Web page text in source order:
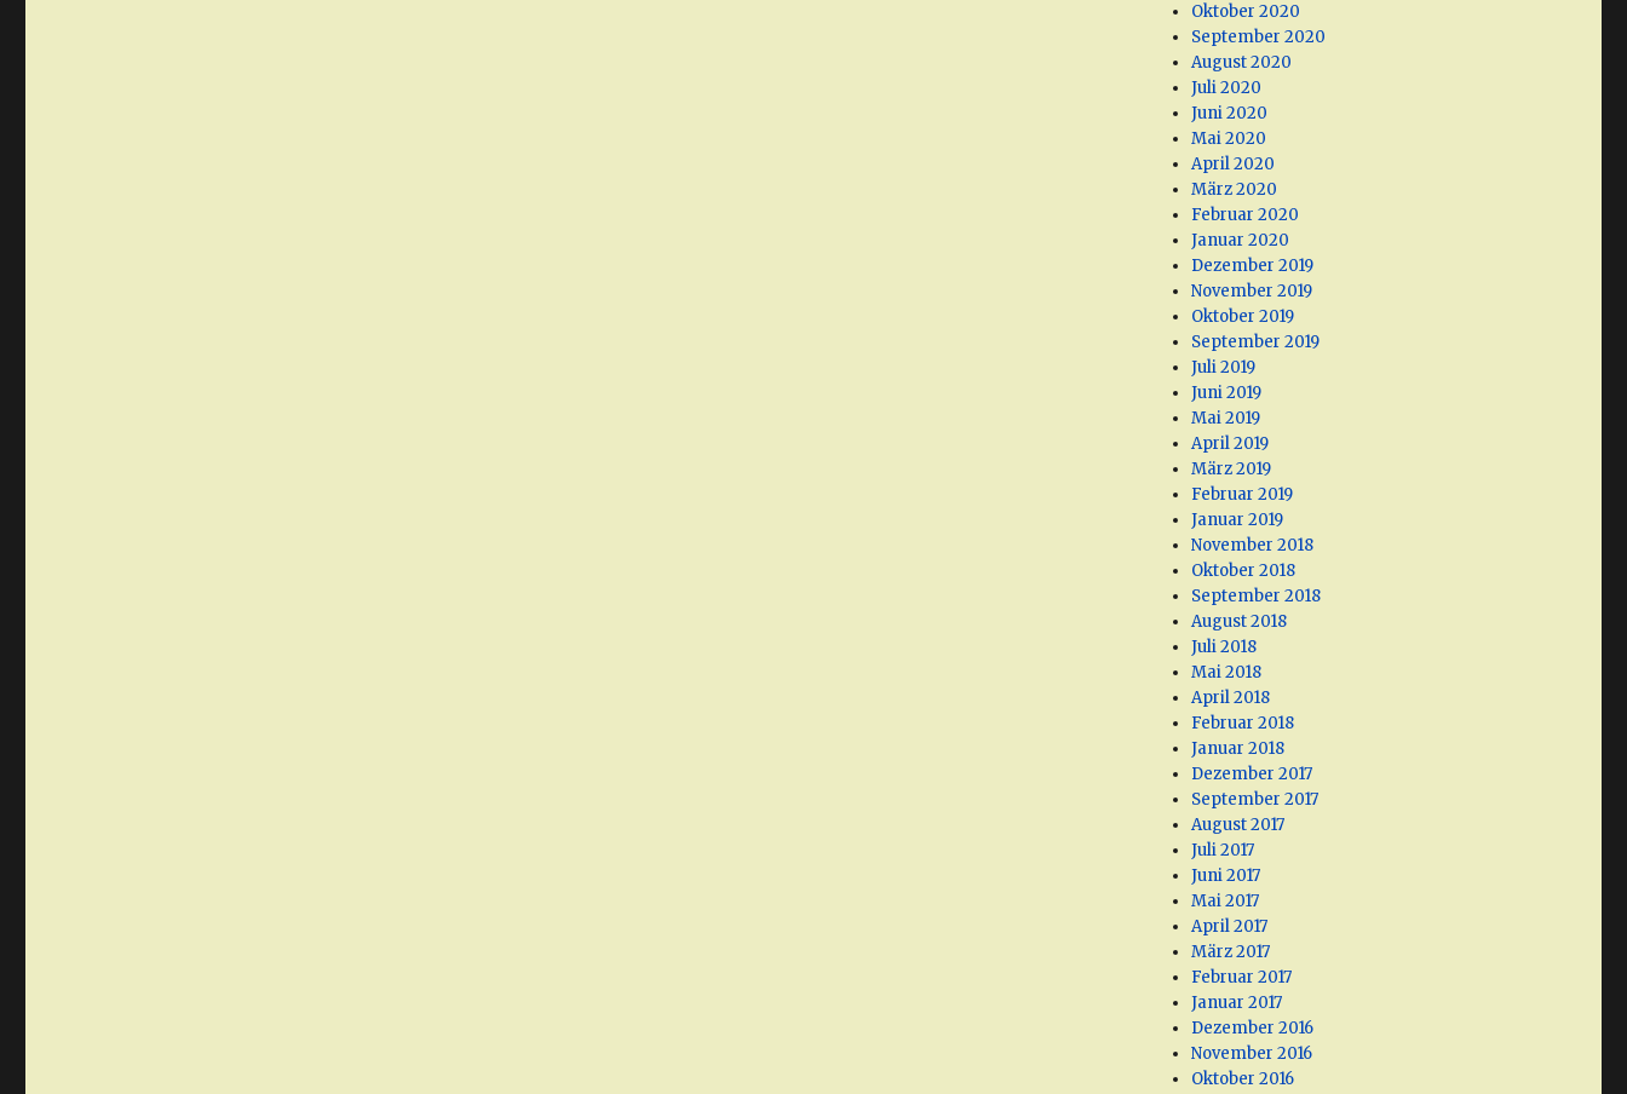
Oktober 2020
September 2020
August 2020
Juli 2020
Juni 2020
Mai 2020
April 2020
März 2020
Februar 2020
Januar 2020
Dezember 2019
November 2019
Oktober 2019
September 2019
Juli 2019
Juni 2019
Mai 2019
April 2019
März 2019
Februar 2019
Januar 2019
November 2018
Oktober 2018
September 2018
August 2018
Juli 2018
Mai 2018
April 2018
Februar 2018
Januar 2018
Dezember 2017
September 2017
August 2017
Juli 2017
Juni 2017
Mai 2017
April 2017
März 2017
Februar 2017
Januar 2017
Dezember 2016
November 2016
Oktober 2016